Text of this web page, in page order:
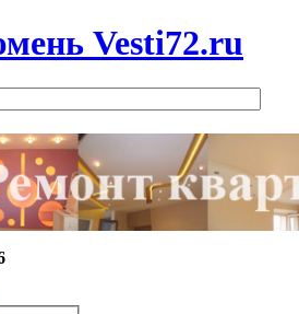
Vesti72.ru